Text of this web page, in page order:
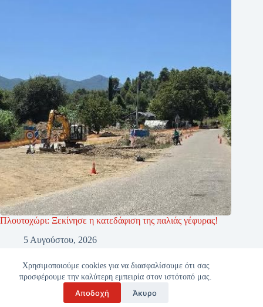
Χρησιμοποιούμε cookies για να διασφαλίσουμε ότι σας
προσφέρουμε την καλύτερη εμπειρία στον ιστότοπό μας.
Αποδοχή Άκυρο
Πλουτοχώρι: Ξεκίνησε η κατεδάφιση της παλιάς γέφυρας!
5 Αυγούστου, 2026